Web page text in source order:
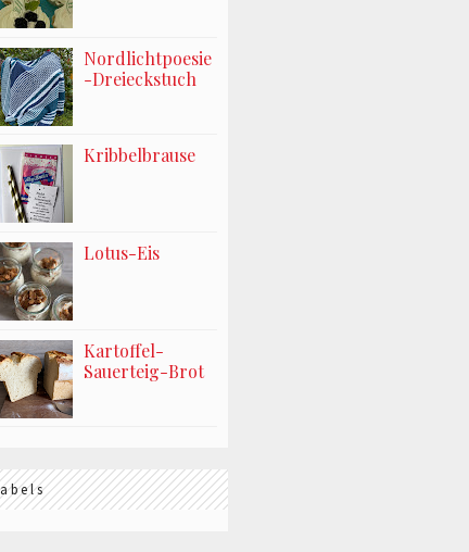
Nordlichtpoesie
-Dreieckstuch
Kribbelbrause
Lotus-Eis
Kartoffel-
Sauerteig-Brot